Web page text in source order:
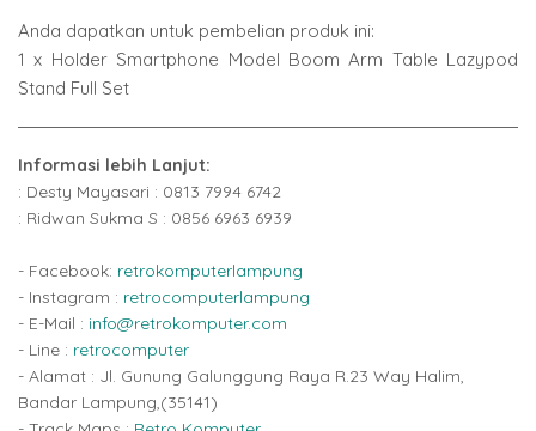
Anda dapatkan untuk pembelian produk ini:
1 x Holder Smartphone Model Boom Arm Table Lazypod
Stand Full Set
Informasi lebih Lanjut:
: Desty Mayasari : 0813 7994 6742
: Ridwan Sukma S : 0856 6963 6939
- Facebook: retrokomputerlampung
- Instagram : retrocomputerlampung
- E-Mail : info@retrokomputer.com
- Line : retrocomputer
- Alamat : Jl. Gunung Galunggung Raya R.23 Way Halim,
Bandar Lampung,(35141)